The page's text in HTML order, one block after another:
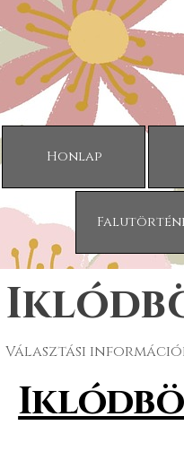
Tartalomhoz ugrás
Honlap
Választási